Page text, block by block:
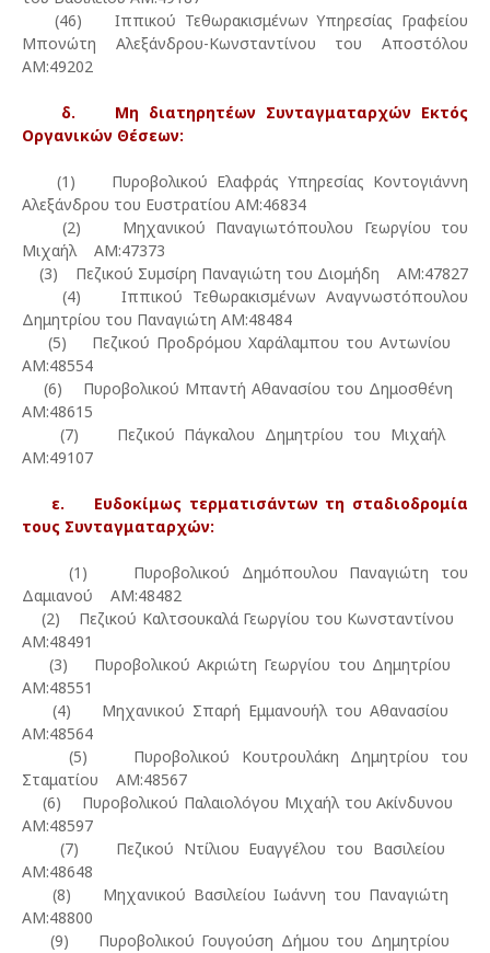
(46) Ιππικού Τεθωρακισμένων Υπηρεσίας Γραφείου
Μπονώτη Αλεξάνδρου-Κωνσταντίνου του Αποστόλου
ΑΜ:49202
δ. Μη διατηρητέων Συνταγματαρχών Εκτός
Οργανικών Θέσεων:
(1) Πυροβολικού Ελαφράς Υπηρεσίας Κοντογιάννη
Αλεξάνδρου του Ευστρατίου ΑΜ:46834
(2) Μηχανικού Παναγιωτόπουλου Γεωργίου του
Μιχαήλ ΑΜ:47373
(3) Πεζικού Συμσίρη Παναγιώτη του Διομήδη ΑΜ:47827
(4) Ιππικού Τεθωρακισμένων Αναγνωστόπουλου
Δημητρίου του Παναγιώτη ΑΜ:48484
(5) Πεζικού Προδρόμου Χαράλαμπου του Αντωνίου
ΑΜ:48554
(6) Πυροβολικού Μπαντή Αθανασίου του Δημοσθένη
ΑΜ:48615
(7) Πεζικού Πάγκαλου Δημητρίου του Μιχαήλ
ΑΜ:49107
ε. Ευδοκίμως τερματισάντων τη σταδιοδρομία
τους Συνταγματαρχών:
(1) Πυροβολικού Δημόπουλου Παναγιώτη του
Δαμιανού ΑΜ:48482
(2) Πεζικού Καλτσουκαλά Γεωργίου του Κωνσταντίνου
ΑΜ:48491
(3) Πυροβολικού Ακριώτη Γεωργίου του Δημητρίου
ΑΜ:48551
(4) Μηχανικού Σπαρή Εμμανουήλ του Αθανασίου
ΑΜ:48564
(5) Πυροβολικού Κουτρουλάκη Δημητρίου του
Σταματίου ΑΜ:48567
(6) Πυροβολικού Παλαιολόγου Μιχαήλ του Ακίνδυνου
ΑΜ:48597
(7) Πεζικού Ντίλιου Ευαγγέλου του Βασιλείου
ΑΜ:48648
(8) Μηχανικού Βασιλείου Ιωάννη του Παναγιώτη
ΑΜ:48800
(9) Πυροβολικού Γουγούση Δήμου του Δημητρίου